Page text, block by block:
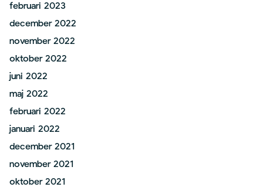
februari 2023
december 2022
november 2022
oktober 2022
juni 2022
maj 2022
februari 2022
januari 2022
december 2021
november 2021
oktober 2021